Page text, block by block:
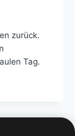
zurück.
Tag.